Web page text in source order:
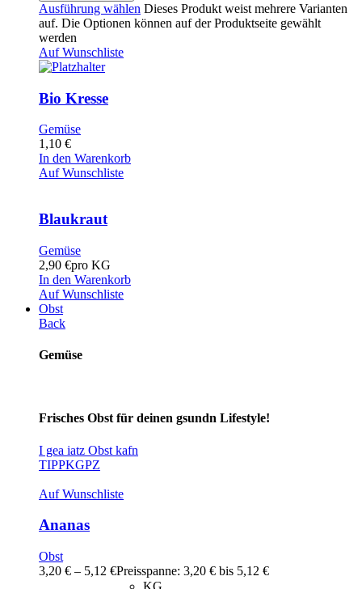
Ausführung wählen Dieses Produkt weist mehrere Varianten
auf. Die Optionen können auf der Produktseite gewählt
werden
Auf Wunschliste
Bio Kresse
Gemüse
1,10 €
In den Warenkorb
Auf Wunschliste
Blaukraut
Gemüse
2,90 €pro KG
In den Warenkorb
Auf Wunschliste
Obst
Back
Gemüse
Frisches Obst für deinen gsundn Lifestyle!
I gea iatz Obst kafn
TIPPKGPZ
Auf Wunschliste
Ananas
Obst
3,20 € – 5,12 €Preisspanne: 3,20 € bis 5,12 €